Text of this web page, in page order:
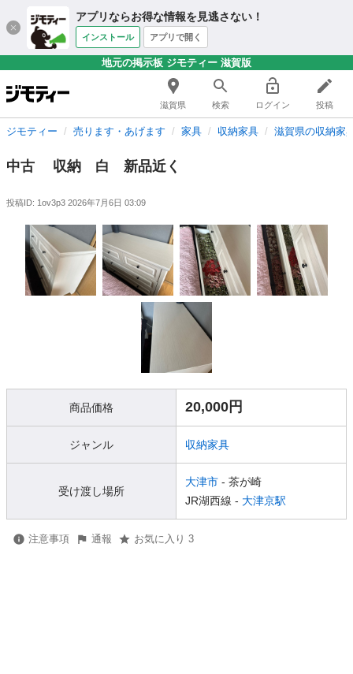
アプリならお得な情報を見逃さない！
インストール アプリで開く
地元の掲示板 ジモティー 滋賀版
滋賀県 検索 ログイン 投稿
ジモティー 売ります・あげます 家具 収納家具 滋賀県の収納家
中古 収納 白 新品近く
投稿ID: 1ov3p3 2026年7月6日 03:09
商品価格 20,000円
ジャンル 収納家具
受け渡し場所
大津市 - 茶が崎
JR湖西線 - 大津京駅
注意事項 通報 お気に入り 3